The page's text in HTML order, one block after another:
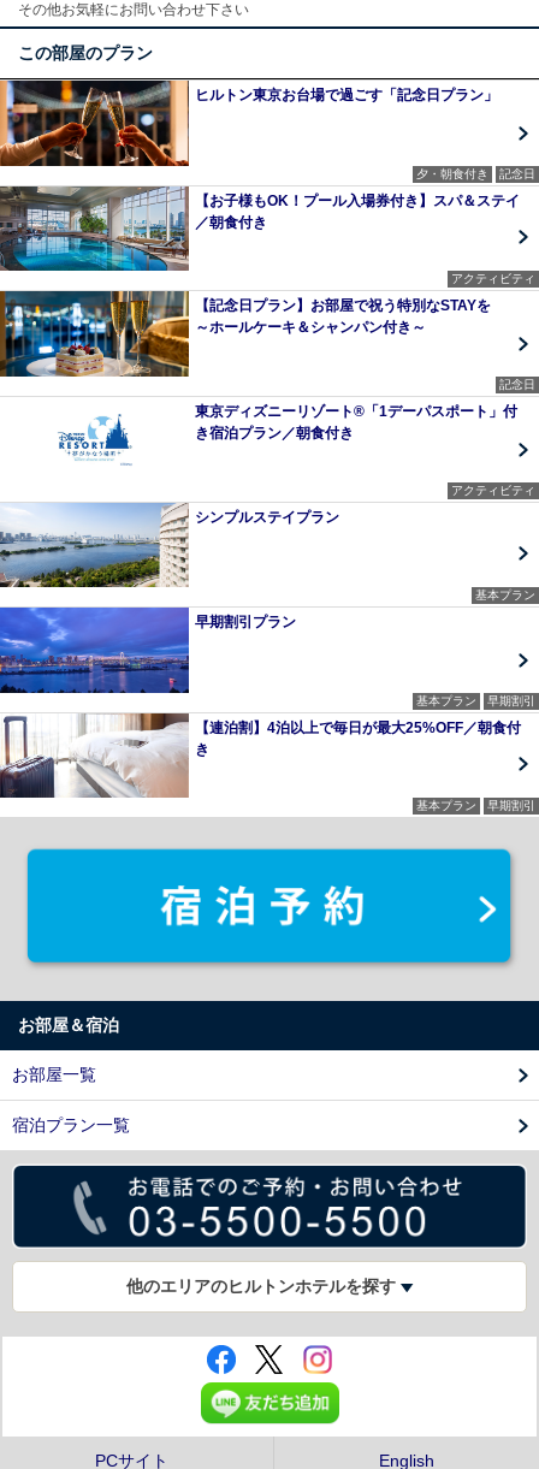
その他お気軽にお問い合わせ下さい
この部屋のプラン
ヒルトン東京お台場で過ごす「記念日プラン」
夕・朝食付き 記念日
【お子様もOK！プール入場券付き】スパ＆ステイ
／朝食付き
アクティビティ
【記念日プラン】お部屋で祝う特別なSTAYを
～ホールケーキ＆シャンパン付き～
記念日
東京ディズニーリゾート®「1デーパスポート」付
き宿泊プラン／朝食付き
アクティビティ
シンプルステイプラン
基本プラン
早期割引プラン
基本プラン 早期割引
【連泊割】4泊以上で毎日が最大25%OFF／朝食付
き
基本プラン 早期割引
お部屋＆宿泊
お部屋一覧
宿泊プラン一覧
他のエリアのヒルトンホテルを探す
PCサイト English